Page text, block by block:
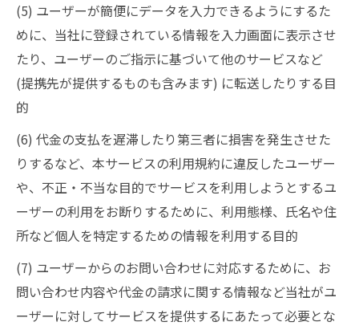
(5) ユーザーが簡便にデータを入力できるようにするた
めに、当社に登録されている情報を入力画面に表示させ
たり、ユーザーのご指示に基づいて他のサービスなど
(提携先が提供するものも含みます) に転送したりする目
的
(6) 代金の支払を遅滞したり第三者に損害を発生させた
りするなど、本サービスの利用規約に違反したユーザー
や、不正・不当な目的でサービスを利用しようとするユ
ーザーの利用をお断りするために、利用態様、氏名や住
所など個人を特定するための情報を利用する目的
(7) ユーザーからのお問い合わせに対応するために、お
問い合わせ内容や代金の請求に関する情報など当社がユ
ーザーに対してサービスを提供するにあたって必要とな